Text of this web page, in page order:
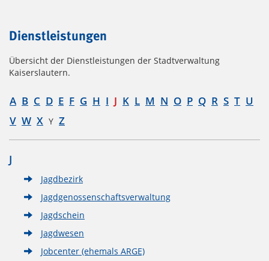
Dienstleistungen
Übersicht der Dienstleistungen der Stadtverwaltung
Kaiserslautern.
A B C D E F G H I J K L M N O P Q R S T U
V W X Y Z
J
Jagdbezirk
Jagdgenossenschaftsverwaltung
Jagdschein
Jagdwesen
Jobcenter (ehemals ARGE)